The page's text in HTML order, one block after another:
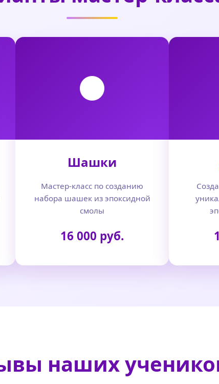
Шашки
Мастер-класс по созданию
набора шашек из эпоксидной
смолы
16 000 руб.
наших